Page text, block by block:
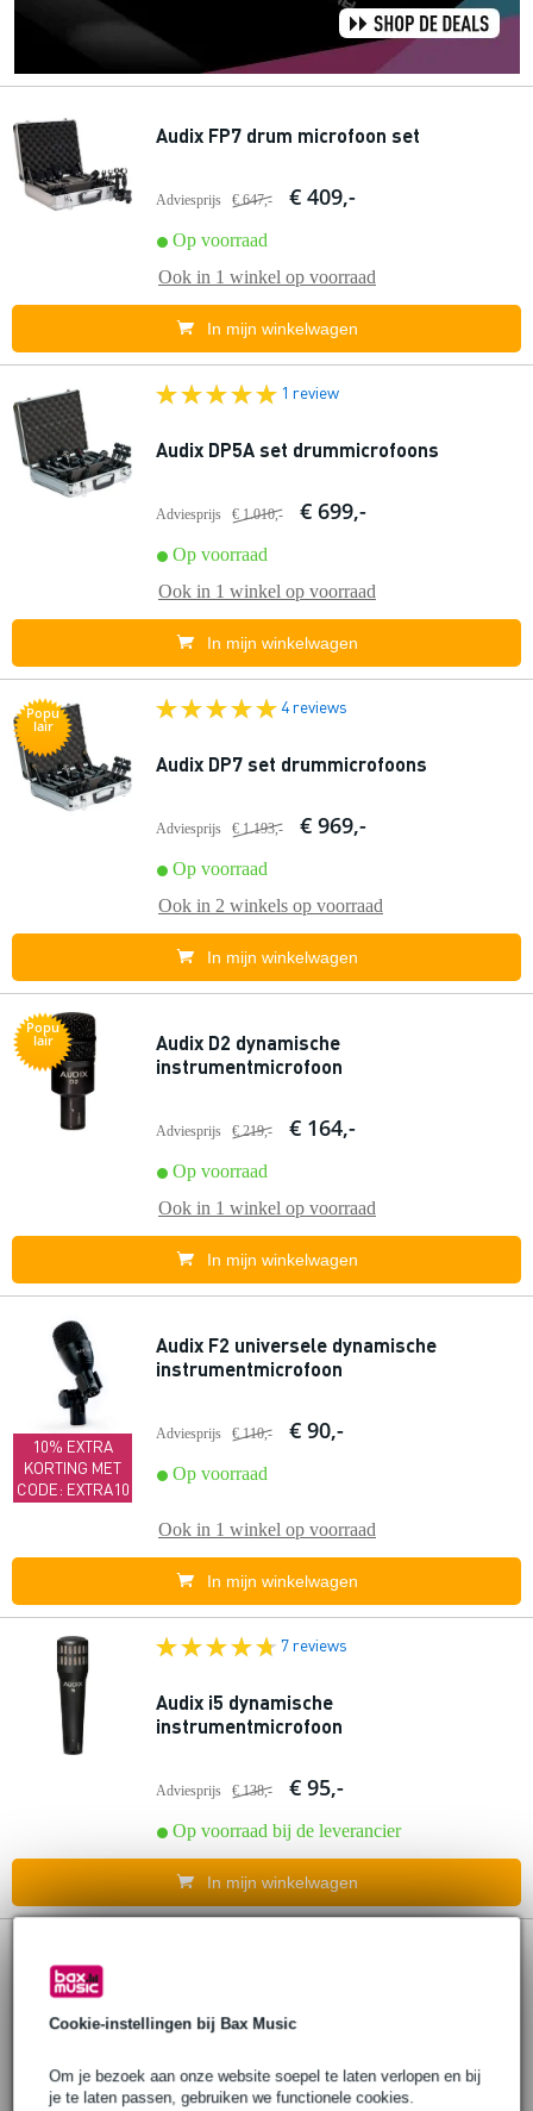
Cookie-instellingen bij Bax Music
Om je bezoek aan onze website soepel te laten verlopen en bij
je te laten passen, gebruiken we functionele cookies.
Audix FP7 drum microfoon set
Adviesprijs € 647,- € 409,-
Op voorraad
Ook in 1 winkel op voorraad
In mijn winkelwagen
1 review
Audix DP5A set drummicrofoons
Adviesprijs € 1.010,- € 699,-
Op voorraad
Ook in 1 winkel op voorraad
In mijn winkelwagen
Popu
lair
4 reviews
Audix DP7 set drummicrofoons
Adviesprijs € 1.193,- € 969,-
Op voorraad
Ook in 2 winkels op voorraad
In mijn winkelwagen
Popu
lair
Audix D2 dynamische
instrumentmicrofoon
Adviesprijs € 219,- € 164,-
Op voorraad
Ook in 1 winkel op voorraad
In mijn winkelwagen
10% EXTRA
KORTING MET
CODE: EXTRA10
Audix F2 universele dynamische
instrumentmicrofoon
Adviesprijs € 110,- € 90,-
Op voorraad
Ook in 1 winkel op voorraad
In mijn winkelwagen
7 reviews
Audix i5 dynamische
instrumentmicrofoon
Adviesprijs € 138,- € 95,-
Op voorraad bij de leverancier
In mijn winkelwagen
Op voorraad bij de leverancier